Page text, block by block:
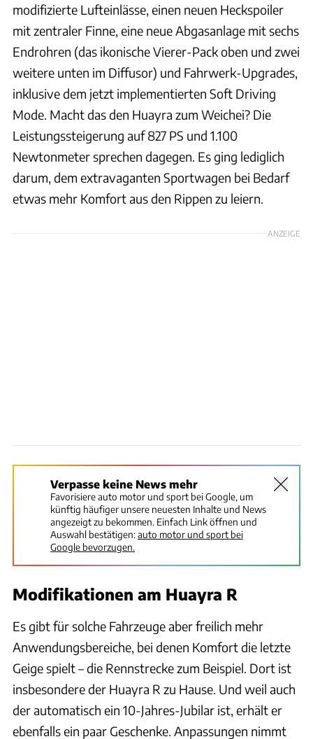
modifizierte Lufteinlässe, einen neuen Heckspoiler
mit zentraler Finne, eine neue Abgasanlage mit sechs
Endrohren (das ikonische Vierer-Pack oben und zwei
weitere unten im Diffusor) und Fahrwerk-Upgrades,
inklusive dem jetzt implementierten Soft Driving
Mode. Macht das den Huayra zum Weichei? Die
Leistungssteigerung auf 827 PS und 1.100
Newtonmeter sprechen dagegen. Es ging lediglich
darum, dem extravaganten Sportwagen bei Bedarf
etwas mehr Komfort aus den Rippen zu leiern.
ANZEIGE
Verpasse keine News mehr
Favorisiere auto motor und sport bei Google, um
künftig häufiger unsere neuesten Inhalte und News
angezeigt zu bekommen. Einfach Link öffnen und
Auswahl bestätigen:auto motor und sport bei
Google bevorzugen.
Modifikationen am Huayra R
Es gibt für solche Fahrzeuge aber freilich mehr
Anwendungsbereiche, bei denen Komfort die letzte
Geige spielt – die Rennstrecke zum Beispiel. Dort ist
insbesondere der Huayra R zu Hause. Und weil auch
der automatisch ein 10-Jahres-Jubilar ist, erhält er
ebenfalls ein paar Geschenke. Anpassungen nimmt